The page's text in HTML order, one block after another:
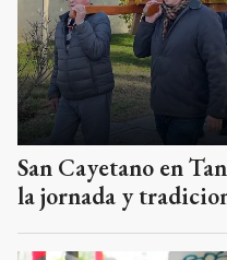
San Cayetano en
la jornada y